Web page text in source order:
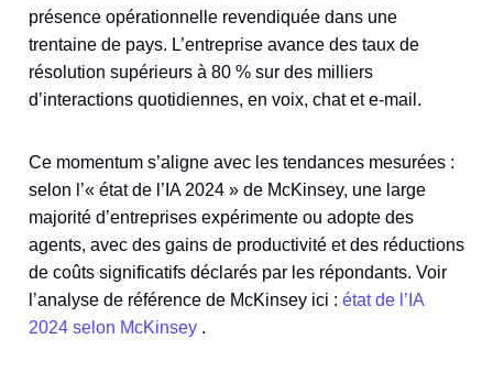
présence opérationnelle revendiquée dans une
trentaine de pays. L’entreprise avance des taux de
résolution supérieurs à 80 % sur des milliers
d’interactions quotidiennes, en voix, chat et e‑mail.
Ce momentum s’aligne avec les tendances mesurées :
selon l’« état de l’IA 2024 » de McKinsey, une large
majorité d’entreprises expérimente ou adopte des
agents, avec des gains de productivité et des réductions
de coûts significatifs déclarés par les répondants. Voir
l’analyse de référence de McKinsey ici : état de l’IA
2024 selon McKinsey .